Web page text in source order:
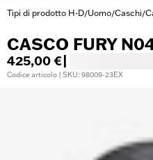
Tipi di prodotto H-D/Uomo/Caschi/
CASCO FURY
425,00 €
Codice articolo | SKU: 98009-23EX